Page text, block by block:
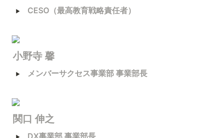
‣ CESO（最高教育戦略責任者）
小野寺 馨
‣ メンバーサクセス事業部 事業部長
関口 伸之